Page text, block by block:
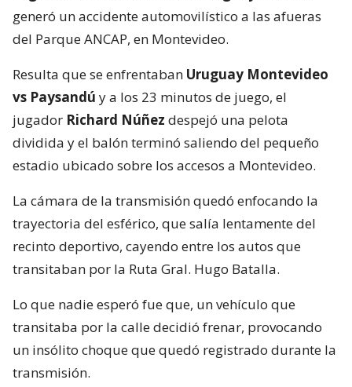
generó un accidente automovilístico a las afueras
del Parque ANCAP, en Montevideo.
Resulta que se enfrentaban Uruguay Montevideo
vs Paysandú y a los 23 minutos de juego, el
jugador Richard Núñez despejó una pelota
dividida y el balón terminó saliendo del pequeño
estadio ubicado sobre los accesos a Montevideo.
La cámara de la transmisión quedó enfocando la
trayectoria del esférico, que salía lentamente del
recinto deportivo, cayendo entre los autos que
transitaban por la Ruta Gral. Hugo Batalla.
Lo que nadie esperó fue que, un vehículo que
transitaba por la calle decidió frenar, provocando
un insólito choque que quedó registrado durante la
transmisión.